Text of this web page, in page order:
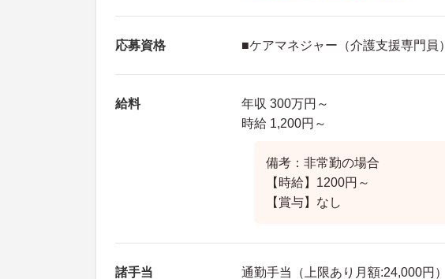
応募資格 ■ケアマネジャー（介護支援専門員）
給料
年収 300万円～
時給 1,200円～
備考：非常勤の場合
【時給】1200円～
【賞与】なし
諸手当 通勤手当（上限あり月額:24,000円）